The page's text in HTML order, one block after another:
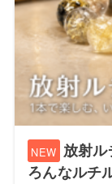
放射
ろんなルチ